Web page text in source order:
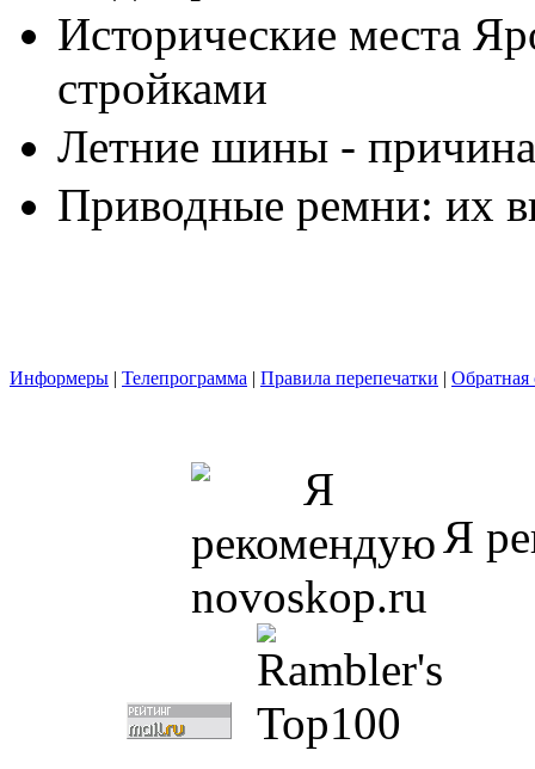
Исторические места
стройками
Летние шины -
Приводные ремни: их
Информеры | Телепрограмма | Правила перепечатки | Обратная
Я